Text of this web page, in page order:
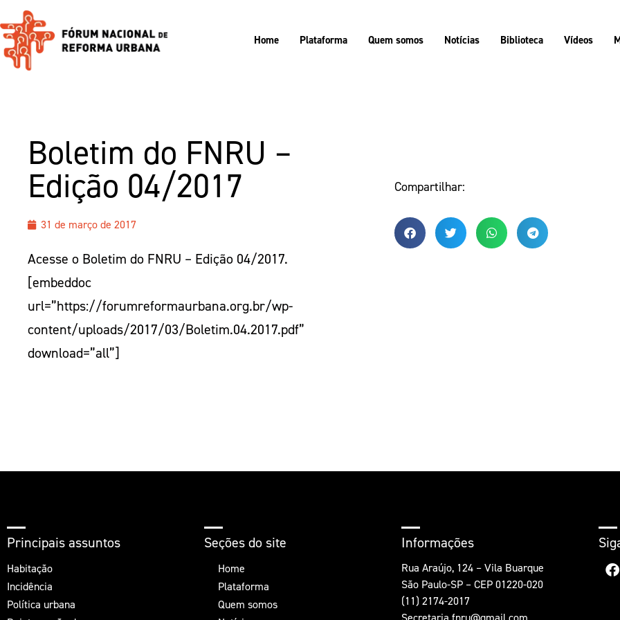
Home Plataforma Quem somos Notícias Biblioteca Vídeos
Boletim do FNRU –
Edição 04/2017
31 de março de 2017
Acesse o Boletim do FNRU – Edição 04/2017.
[embeddoc
url=”https://forumreformaurbana.org.br/wp-
content/uploads/2017/03/Boletim.04.2017.pdf”
download=”all”]
Compartilhar:
Principais assuntos
Habitação
Incidência
Política urbana
Seções do site
Home
Plataforma
Quem somos
Informações
Rua Araújo, 124 – Vila Buarque
São Paulo-SP – CEP 01220-020
(11) 2174-2017